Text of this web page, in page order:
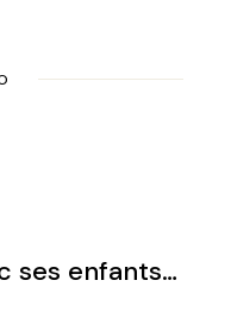
ses enfants…